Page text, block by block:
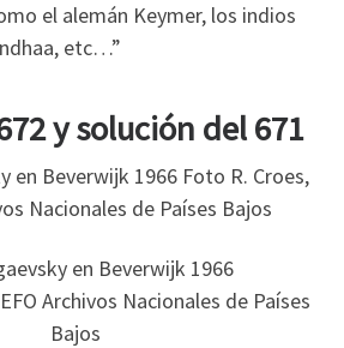
el alemán Keymer, los indios
etc…”
y solución del 671
en Beverwijk 1966
Archivos Nacionales de Países
Bajos